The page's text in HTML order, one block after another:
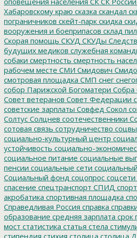
Хабаровскому краю сказка скандал
пограничников скейт-парк скидка
вооружения и боеприпасов склад
Скорая помощь СКУД СКУДы
будущих медиков служебная
собаки смертность смертность
рабочем месте СМИ Смидович
смотровая площадка СМП снег
собор Парижской Богоматери Собра
Совет ветеранов Совет Федерации
советские зарплаты Совфед Сокол
Солтус Солцнев соотечественники
сотовая связь сотрудничество
социально-культурный центр
устойчивость социально-
социальное питание социальные
пенсии социальные сети
Социальный фонд соцопрос соцсети
спасение спецтранспорт СПИД спорт
акробатика спортивная площадка
Справедливая Россия справка
образование средняя зарплата срок
мост статистика статья стела
стипендия стихия столица столица